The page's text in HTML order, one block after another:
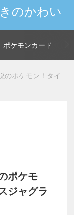
のかわい
ポケモンカード
のポケモン！タイ
ポケモ
ジャグラ